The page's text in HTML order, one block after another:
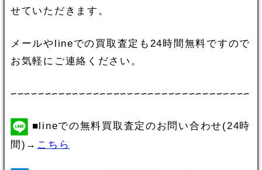
せていただきます。
メールやlineでの買取査定も24時間無料ですので
お気軽にご連絡ください。
∽∽∽∽∽∽∽∽∽∽∽∽∽∽∽∽∽∽∽∽∽∽∽∽∽∽∽∽∽∽∽∽∽∽∽
■lineでの無料買取査定のお問い合わせ(24時
間)→ こちら